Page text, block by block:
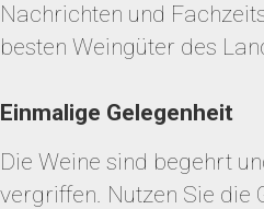
Nachrichten und
besten Weingüter des
Einmalige Gelegenheit
Die Weine sind begehrt
vergriffen. Nutzen Sie die